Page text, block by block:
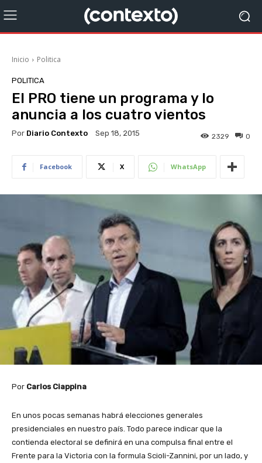
Inicio Politica
POLITICA
El PRO tiene un programa y lo
anuncia a los cuatro vientos
Por Diario Contexto Sep 18, 2015 0
2329
Facebook X WhatsApp
Por Carlos Ciappina
En unos pocas semanas habrá elecciones generales
presidenciales en nuestro país. Todo parece indicar que la
contienda electoral se definirá en una compulsa final entre el
Frente para la Victoria con la formula Scioli-Zannini, por un lado, y